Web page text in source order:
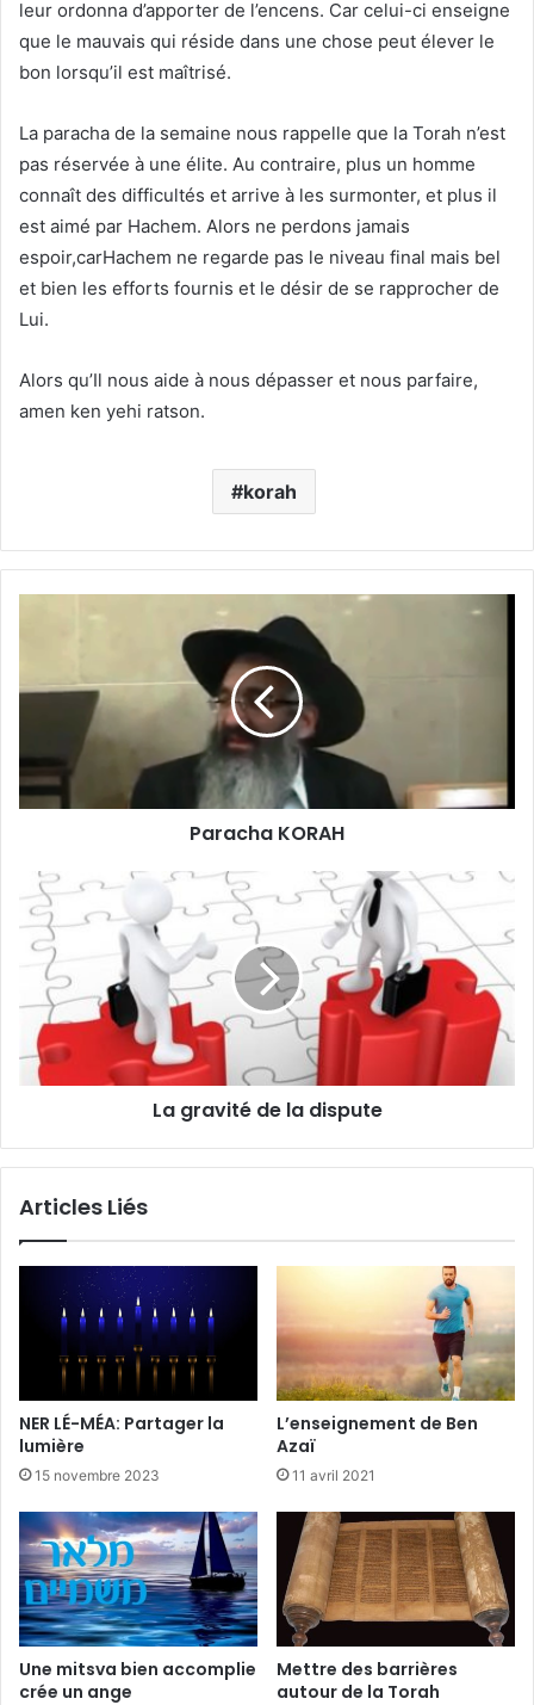
leur ordonna d’apporter de l’encens. Car celui-ci enseigne
que le mauvais qui réside dans une chose peut élever le
bon lorsqu’il est maîtrisé.
La paracha de la semaine nous rappelle que la Torah n’est
pas réservée à une élite. Au contraire, plus un homme
connaît des difficultés et arrive à les surmonter, et plus il
est aimé par Hachem. Alors ne perdons jamais
espoir,carHachem ne regarde pas le niveau final mais bel
et bien les efforts fournis et le désir de se rapprocher de
Lui.
Alors qu’Il nous aide à nous dépasser et nous parfaire,
amen ken yehi ratson.
korah
Paracha KORAH
La gravité de la dispute
Articles Liés
NER LÉ-MÉA: Partager la
lumière
15 novembre 2023
L’enseignement de Ben
Azaï
11 avril 2021
Une mitsva bien accomplie
crée un ange
Mettre des barrières
autour de la Torah